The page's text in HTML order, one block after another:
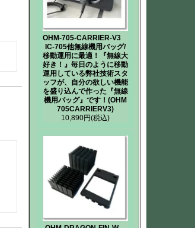
OHM-705-CARRIER-V3
IC-705他無線機用バッグ/
移動運用に最適！『無線大
好き！』毎日のように移動
運用している弊社技術スタ
ッフが、自分の欲しい機能
を盛り込んで作った『無線
機用バッグ』です！(OHM
705CARRIERV3)
10,890円(税込)